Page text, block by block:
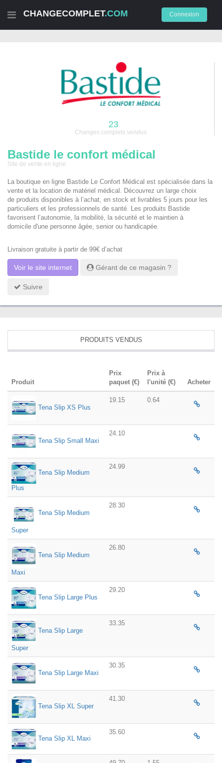
CHANGECOMPLET.COM Connexion
23
Changes complets vendus
Bastide le confort médical
Site de vente en ligne
La boutique en ligne Bastide Le Confort Médical est spécialisée dans la
vente et la location de matériel médical. Découvrez un large choix
de produits disponibles à l’achat, en stock et livrables 5 jours pour les
particuliers et les professionnels de santé. Les produits Bastide
favorisent l’autonomie, la mobilité, la sécurité et le maintien à
domicile d'une personne âgée, senior ou handicapée.
Livraison gratuite à partir de 99€ d’achat
Voir le site internet Gérant de ce magasin ?
Suivre
PRODUITS VENDUS
Produit
Prix
paquet (€)
Prix à
l'unité (€)
Acheter
Tena Slip XS Plus
19.15 0.64
Tena Slip Small Maxi
24.10
Tena Slip Medium
Plus
24.99
Tena Slip Medium
Super
28.30
Tena Slip Medium
Maxi
26.80
Tena Slip Large Plus
29.20
Tena Slip Large
Super
33.35
Tena Slip Large Maxi
30.35
Tena Slip XL Super
41.30
Tena Slip XL Maxi
35.60